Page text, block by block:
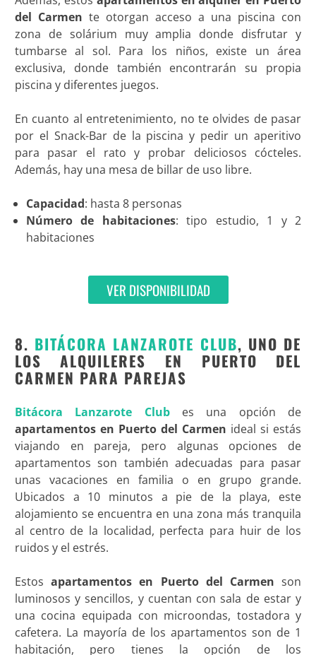
del Carmen te otorgan acceso a una piscina con
zona de solárium muy amplia donde disfrutar y
tumbarse al sol. Para los niños, existe un área
exclusiva, donde también encontrarán su propia
piscina y diferentes juegos.
En cuanto al entretenimiento, no te olvides de pasar
por el Snack-Bar de la piscina y pedir un aperitivo
para pasar el rato y probar deliciosos cócteles.
Además, hay una mesa de billar de uso libre.
Capacidad: hasta 8 personas
Número de habitaciones: tipo estudio, 1 y 2
habitaciones
VER DISPONIBILIDAD
8. BITÁCORA LANZAROTE CLUB, UNO DE
LOS ALQUILERES EN PUERTO DEL
CARMEN PARA PAREJAS
Bitácora Lanzarote Clubes una opción de
apartamentos en Puerto del Carmen ideal si estás
viajando en pareja, pero algunas opciones de
apartamentos son también adecuadas para pasar
unas vacaciones en familia o en grupo grande.
Ubicados a 10 minutos a pie de la playa, este
alojamiento se encuentra en una zona más tranquila
al centro de la localidad, perfecta para huir de los
ruidos y el estrés.
Estosapartamentos en Puerto del Carmen son
luminosos y sencillos, y cuentan con sala de estar y
una cocina equipada con microondas, tostadora y
cafetera. La mayoría de los apartamentos son de 1
habitación, pero tienes la opción de los